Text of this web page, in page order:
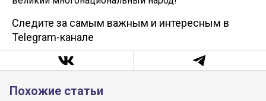
Следите за самым важным и интересным в
Telegram-канале
Похожие статьи